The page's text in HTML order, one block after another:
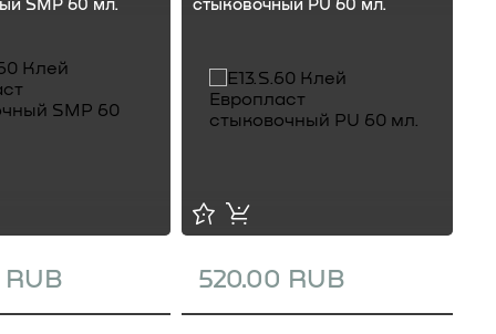
SMP 60 мл.
RUB
стыковочный PU 60 мл.
520.00 RUB